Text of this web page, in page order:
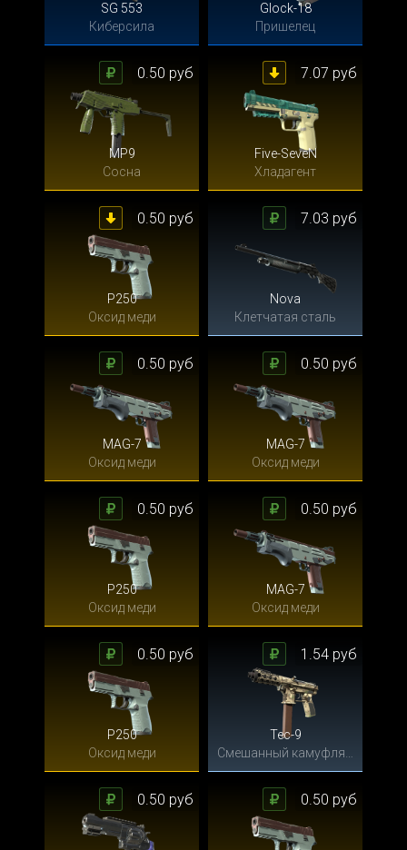
SG 553
Киберсила
Glock-18
Пришелец
MP9
Сосна
0.50 руб
Five-SeveN
Хладагент
7.07 руб
P250
Оксид меди
0.50 руб
Nova
Клетчатая сталь
7.03 руб
MAG-7
Оксид меди
0.50 руб
MAG-7
Оксид меди
0.50 руб
P250
Оксид меди
0.50 руб
MAG-7
Оксид меди
0.50 руб
P250
Оксид меди
0.50 руб
Tec-9
1.54 руб
0.50 руб 0.50 руб